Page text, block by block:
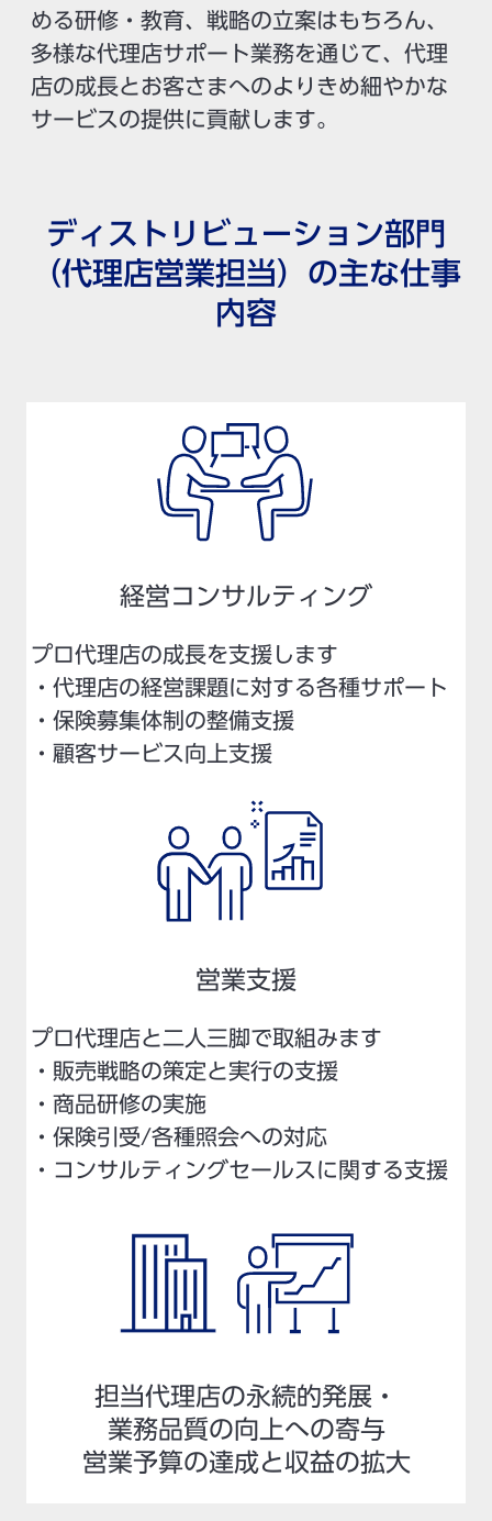
める研修・教育、戦略の立案はもちろん、
多様な代理店サポート業務を通じて、代理
店の成長とお客さまへのよりきめ細やかな
サービスの提供に貢献します。
ディストリビューション部門
（代理店営業担当）の主な仕事
内容
経営コンサルティング
プロ代理店の成長を支援します
・代理店の経営課題に対する各種サポート
・保険募集体制の整備支援
・顧客サービス向上支援
営業支援
プロ代理店と二人三脚で取組みます
・販売戦略の策定と実行の支援
・商品研修の実施
・保険引受/各種照会への対応
・コンサルティングセールスに関する支援
担当代理店の永続的発展・
業務品質の向上への寄与
営業予算の達成と収益の拡大